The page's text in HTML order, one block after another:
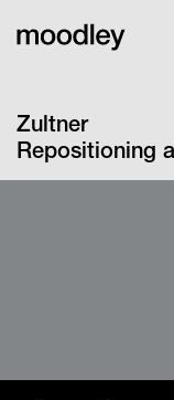
Repositioning
Zultner